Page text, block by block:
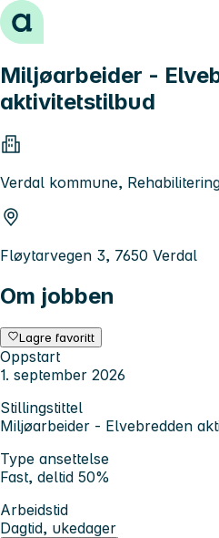
Hopp til innhold
Miljøarbeider -
aktivitetstilbud
Verdal kommune,
Fløytarvegen 3, 7650 Verdal
Om jobben
Lagre favoritt
Oppstart
1. september 2026
Stillingstittel
Miljøarbeider - Elvebredden
Type ansettelse
Fast, deltid 50%
Arbeidstid
Dagtid, ukedager